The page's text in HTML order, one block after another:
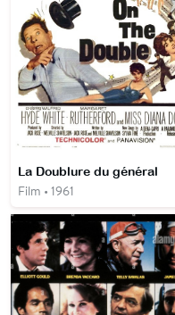
La Doublure du général
Film • 1961